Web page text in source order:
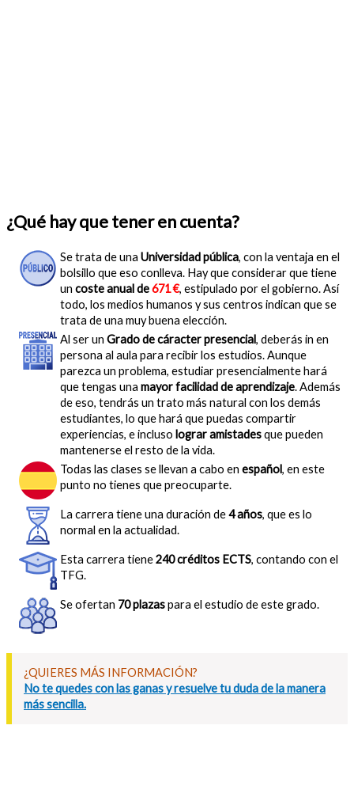
¿Qué hay que tener en cuenta?
Se trata de una Universidad pública, con la ventaja en el
bolsillo que eso conlleva. Hay que considerar que tiene
un coste anual de671 €, estipulado por el gobierno. Así
todo, los medios humanos y sus centros indican que se
trata de una muy buena elección.
Al ser un Grado de cáracter presencial, deberás in en
persona al aula para recibir los estudios. Aunque
parezca un problema, estudiar presencialmente hará
que tengas una mayor facilidad de aprendizaje. Además
de eso, tendrás un trato más natural con los demás
estudiantes, lo que hará que puedas compartir
experiencias, e incluso lograr amistadesque pueden
mantenerse el resto de la vida.
Todas las clases se llevan a cabo en español, en este
punto no tienes que preocuparte.
La carrera tiene una duración de4 años, que es lo
normal en la actualidad.
Esta carrera tiene240 créditos ECTS, contando con el
TFG.
Se ofertan 70 plazaspara el estudio de este grado.
¿QUIERES MÁS INFORMACIÓN?
No te quedes con las ganas y resuelve tu duda de la manera
más sencilla.